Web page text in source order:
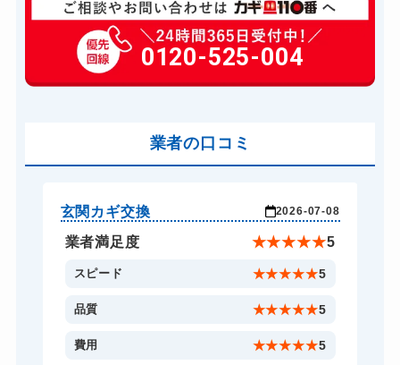
玄関カギ修理 6,600円～(税込)
玄関カギ作成 14,300円～(税込)
玄関カギ交換 14,300円～(税込)
ドアノブカギ開け 10,780円～(税込)
0120-525-004
業者の口コミ
玄関カギ交換 2026-07-08
業者満足度 ★★★★★5
スピード ★★★★★5
品質 ★★★★★5
費用 ★★★★★5